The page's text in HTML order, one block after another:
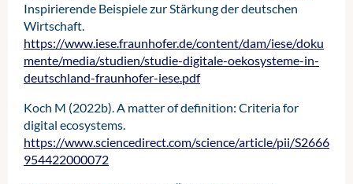
Inspirierende Beispiele zur Stärkung der deutschen
Wirtschaft.
https://www.iese.fraunhofer.de/content/dam/iese/doku
mente/media/studien/studie-digitale-oekosysteme-in-
deutschland-fraunhofer-iese.pdf
Koch M (2022b). A matter of definition: Criteria for
digital ecosystems.
https://www.sciencedirect.com/science/article/pii/S2666
954422000072